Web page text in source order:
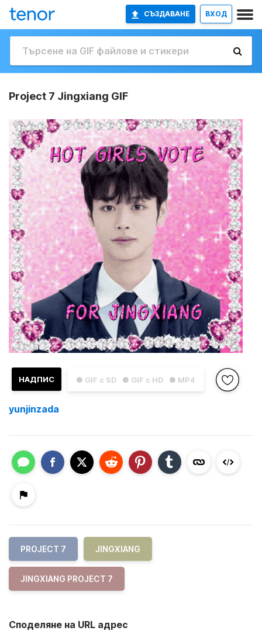
СЪЗДАВАНЕ ВХОД
Project 7 Jingxiang GIF
● GIF с SD ● GIF с HD ● MP4
НАДПИС
yunjinzada
PROJECT 7 JINGXIANG
JINGXIANG PROJECT 7
Споделяне на URL адрес